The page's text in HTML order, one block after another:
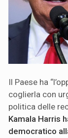
Il Paese ha
coglierla con
politica delle
Kamala Harris
democratico